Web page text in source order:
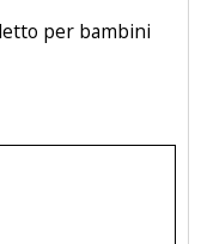
per bambini